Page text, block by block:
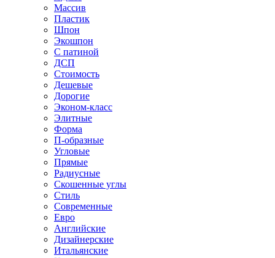
Массив
Пластик
Шпон
Экошпон
С патиной
ДСП
Стоимость
Дешевые
Дорогие
Эконом-класс
Элитные
Форма
П-образные
Угловые
Прямые
Радиусные
Скошенные углы
Стиль
Современные
Евро
Английские
Дизайнерские
Итальянские